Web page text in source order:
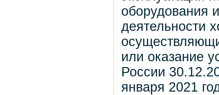
оборудования
деятельности
или оказание
России
января 2021